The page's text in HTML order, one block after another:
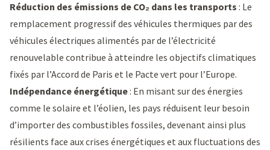
Réduction des émissions de CO₂ dans les transports : Le
remplacement progressif des véhicules thermiques par des
véhicules électriques alimentés par de l’électricité
renouvelable contribue à atteindre les objectifs climatiques
fixés par l’Accord de Paris et le Pacte vert pour l’Europe.
Indépendance énergétique: En misant sur des énergies
comme le solaire et l’éolien, les pays réduisent leur besoin
d’importer des combustibles fossiles, devenant ainsi plus
résilients face aux crises énergétiques et aux fluctuations des